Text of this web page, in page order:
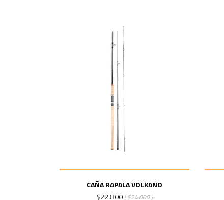
CAÑA RAPALA VOLKANO
$22.800( $24.000 )